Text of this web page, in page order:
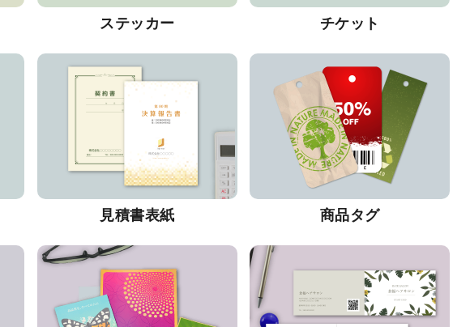
ステッカー チケット
見積書表紙 商品タグ